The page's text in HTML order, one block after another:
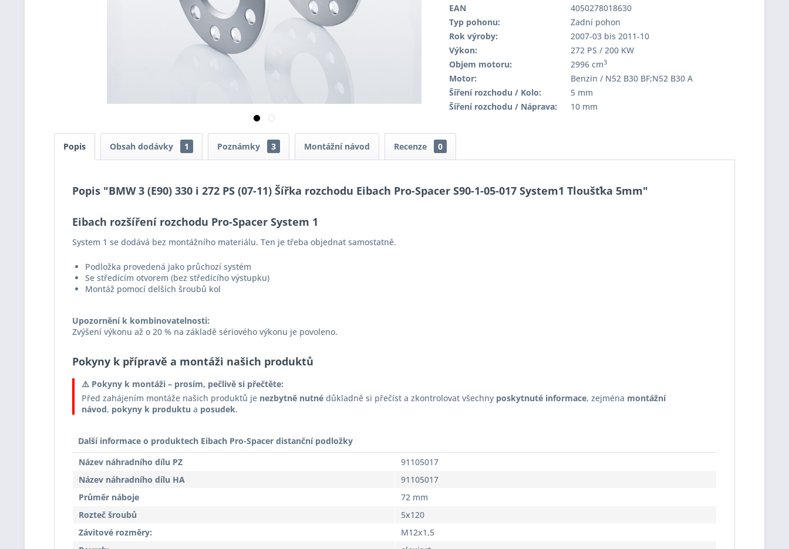
EAN
4050278018630
Typ pohonu:
Zadní pohon
Rok výroby:
2007-03 bis 2011-10
Výkon:
272 PS / 200 KW
Objem motoru:
2996 cm3
Motor:
Benzin / N52 B30 BF;N52 B30 A
Šíření rozchodu / Kolo:
5 mm
Šíření rozchodu / Náprava:
10 mm
Popis Obsah dodávky 1 Poznámky 3 Montážní návod Recenze 0
Popis "BMW 3 (E90) 330 i 272 PS (07-11) Šířka rozchodu Eibach Pro-Spacer S90-1-05-017 System1 Tloušťka 5mm"
Eibach rozšíření rozchodu Pro-Spacer System 1
System 1 se dodává bez montážního materiálu. Ten je třeba objednat samostatně.
Podložka provedená jako průchozí systém
Se středícím otvorem (bez středícího výstupku)
Montáž pomocí delších šroubů kol
Upozornění k kombinovatelnosti:
Zvýšení výkonu až o 20 % na základě sériového výkonu je povoleno.
Pokyny k přípravě a montáži našich produktů
⚠️ Pokyny k montáži – prosím, pečlivě si přečtěte:
Před zahájením montáže našich produktů je nezbytně nutné důkladně si přečíst a zkontrolovat všechny poskytnuté informace, zejména montážní
návod, pokyny k produktu a posudek.
Další informace o produktech Eibach Pro-Spacer distanční podložky
Název náhradního dílu PZ
91105017
Název náhradního dílu HA
91105017
Průměr náboje
72 mm
Rozteč šroubů
5x120
Závitové rozměry:
M12x1,5